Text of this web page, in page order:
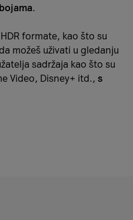
.
formate, kao što su
možeš uživati u gledanju
sadržaja kao što su
Video, Disney+ itd., s